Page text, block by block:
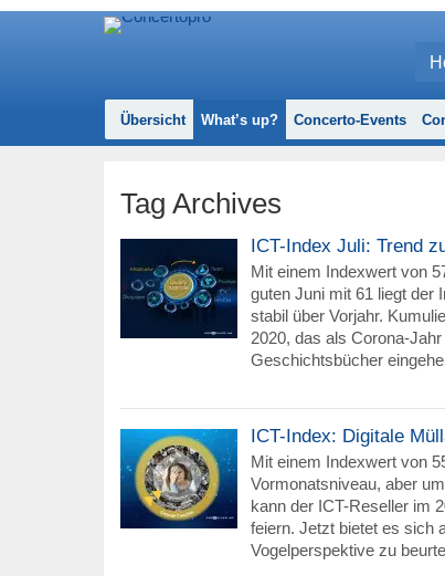
Übersicht What’s up? Concerto-Events
Tag Archives
ICT-Index Juli: Trend
Mit einem Indexwert von
guten Juni mit 61 liegt der
stabil über Vorjahr.
2020, das als Corona-
Geschichtsbücher
ICT-Index: Digitale
Mit einem Indexwert von
Vormonatsniveau, aber
kann der ICT-Reseller im
feiern. Jetzt bietet es sich
Vogelperspektive zu